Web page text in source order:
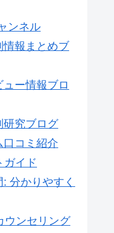
ンネル
情報まとめブ
ー情報ブロ
研究ブログ
口コミ紹介
ガイド
分かりやすく
ウンセリング